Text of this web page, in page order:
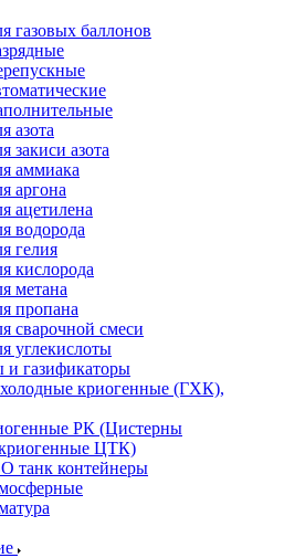
газовых баллонов
азота
закиси азота
аммиака
аргона
ацетилена
водорода
гелия
кислорода
метана
пропана
сварочной смеси
углекислоты
газификаторы
криогенные (ГХК),
РК (Цистерны
ЦТК)
танк контейнеры